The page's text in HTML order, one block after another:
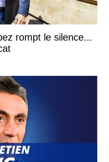
rompt le silence...